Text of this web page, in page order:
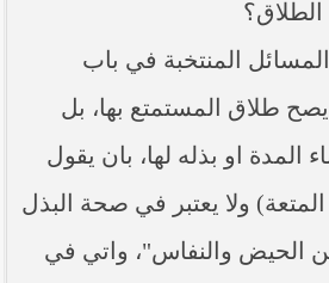
الطلاق؟
المنتخبة في باب
يصح طلاق المستمتع بها، بل
المدة او بذله لها، بان يقول
ولا يعتبر في صحة البذل
من الحيض والنفاس"، واتي في